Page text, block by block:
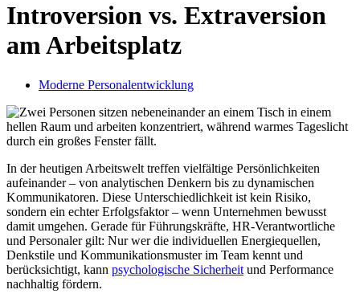
Introversion vs. Extraversion
am Arbeitsplatz
Moderne Personalentwicklung
In der heutigen Arbeitswelt treffen vielfältige Persönlichkeiten
aufeinander – von analytischen Denkern bis zu dynamischen
Kommunikatoren. Diese Unterschiedlichkeit ist kein Risiko,
sondern ein echter Erfolgsfaktor – wenn Unternehmen bewusst
damit umgehen. Gerade für Führungskräfte, HR-Verantwortliche
und Personaler gilt: Nur wer die individuellen Energiequellen,
Denkstile und Kommunikationsmuster im Team kennt und
berücksichtigt, kann psychologische Sicherheit und Performance
nachhaltig fördern.